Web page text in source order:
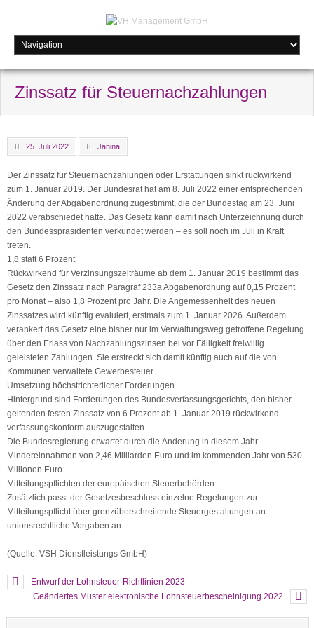
Zinssatz für Steuernachzahlungen
25. Juli 2022 Janina
Der Zinssatz für Steuernachzahlungen oder Erstattungen sinkt rückwirkend
zum 1. Januar 2019. Der Bundesrat hat am 8. Juli 2022 einer entsprechenden
Änderung der Abgabenordnung zugestimmt, die der Bundestag am 23. Juni
2022 verabschiedet hatte. Das Gesetz kann damit nach Unterzeichnung durch
den Bundesspräsidenten verkündet werden – es soll noch im Juli in Kraft
treten.
1,8 statt 6 Prozent
Rückwirkend für Verzinsungszeiträume ab dem 1. Januar 2019 bestimmt das
Gesetz den Zinssatz nach Paragraf 233a Abgabenordnung auf 0,15 Prozent
pro Monat – also 1,8 Prozent pro Jahr. Die Angemessenheit des neuen
Zinssatzes wird künftig evaluiert, erstmals zum 1. Januar 2026. Außerdem
verankert das Gesetz eine bisher nur im Verwaltungsweg getroffene Regelung
über den Erlass von Nachzahlungszinsen bei vor Fälligkeit freiwillig
geleisteten Zahlungen. Sie erstreckt sich damit künftig auch auf die von
Kommunen verwaltete Gewerbesteuer.
Umsetzung höchstrichterlicher Forderungen
Hintergrund sind Forderungen des Bundesverfassungsgerichts, den bisher
geltenden festen Zinssatz von 6 Prozent ab 1. Januar 2019 rückwirkend
verfassungskonform auszugestalten.
Die Bundesregierung erwartet durch die Änderung in diesem Jahr
Mindereinnahmen von 2,46 Milliarden Euro und im kommenden Jahr von 530
Millionen Euro.
Mitteilungspflichten der europäischen Steuerbehörden
Zusätzlich passt der Gesetzesbeschluss einzelne Regelungen zur
Mitteilungspflicht über grenzüberschreitende Steuergestaltungen an
unionsrechtliche Vorgaben an.
(Quelle: VSH Dienstleistungs GmbH)
Entwurf der Lohnsteuer-Richtlinien 2023
Geändertes Muster elektronische Lohnsteuerbescheinigung 2022